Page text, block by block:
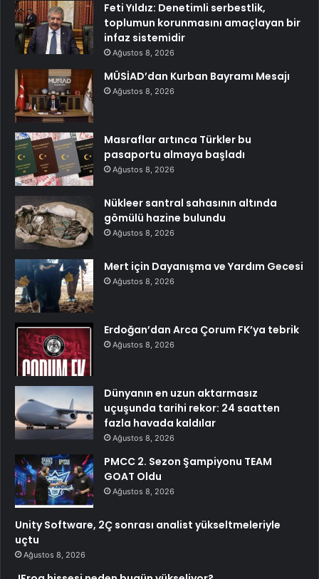
Feti Yıldız: Denetimli serbestlik,
toplumun korunmasını amaçlayan bir
infaz sistemidir
Ağustos 8, 2026
MÜSİAD’dan Kurban Bayramı Mesajı
Ağustos 8, 2026
Masraflar artınca Türkler bu
pasaportu almaya başladı
Ağustos 8, 2026
Nükleer santral sahasının altında
gömülü hazine bulundu
Ağustos 8, 2026
Mert için Dayanışma ve Yardım Gecesi
Ağustos 8, 2026
Erdoğan’dan Arca Çorum FK’ya tebrik
Ağustos 8, 2026
Dünyanın en uzun aktarmasız
uçuşunda tarihi rekor: 24 saatten
fazla havada kaldılar
Ağustos 8, 2026
PMCC 2. Sezon Şampiyonu TEAM
GOAT Oldu
Ağustos 8, 2026
Unity Software, 2Ç sonrası analist yükseltmeleriyle
uçtu
Ağustos 8, 2026